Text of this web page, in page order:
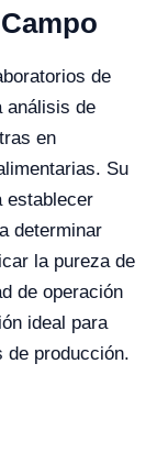
de
análisis de
en
Su
establecer
determinar
la pureza de
de operación
ideal para
de producción.